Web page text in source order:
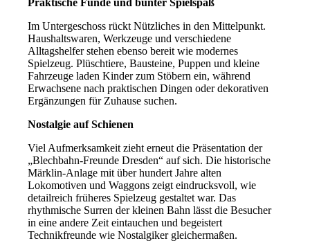
Praktische Funde und bunter Spielspaß
Im Untergeschoss rückt Nützliches in den Mittelpunkt.
Haushaltswaren, Werkzeuge und verschiedene
Alltagshelfer stehen ebenso bereit wie modernes
Spielzeug. Plüschtiere, Bausteine, Puppen und kleine
Fahrzeuge laden Kinder zum Stöbern ein, während
Erwachsene nach praktischen Dingen oder dekorativen
Ergänzungen für Zuhause suchen.
Nostalgie auf Schienen
Viel Aufmerksamkeit zieht erneut die Präsentation der
„Blechbahn-Freunde Dresden“ auf sich. Die historische
Märklin-Anlage mit über hundert Jahre alten
Lokomotiven und Waggons zeigt eindrucksvoll, wie
detailreich früheres Spielzeug gestaltet war. Das
rhythmische Surren der kleinen Bahn lässt die Besucher
in eine andere Zeit eintauchen und begeistert
Technikfreunde wie Nostalgiker gleichermaßen.